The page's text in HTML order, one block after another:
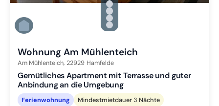
Zu Slide 2 wechseln
Zu Slide 3 wechseln
Zu Slide 4 wechseln
Zu Slide 5 wechseln
Zu Slide 6 wechseln
Wohnung Am Mühlenteich
Am Mühlenteich, 22929 Hamfelde
Gemütliches Apartment mit Terrasse und guter
Anbindung an die Umgebung
Ferienwohnung
Mindestmietdauer 3 Nächte